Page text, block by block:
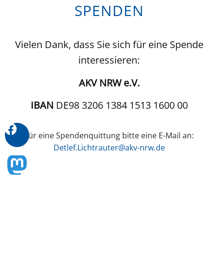
SPENDEN
Vielen Dank, dass Sie sich für eine Spende
interessieren:
AKV NRW e.V.
IBAN DE98 3206 1384 1513 1600 00
Für eine Spendenquittung bitte eine E-Mail an:
Detlef.Lichtrauter@akv-nrw.de